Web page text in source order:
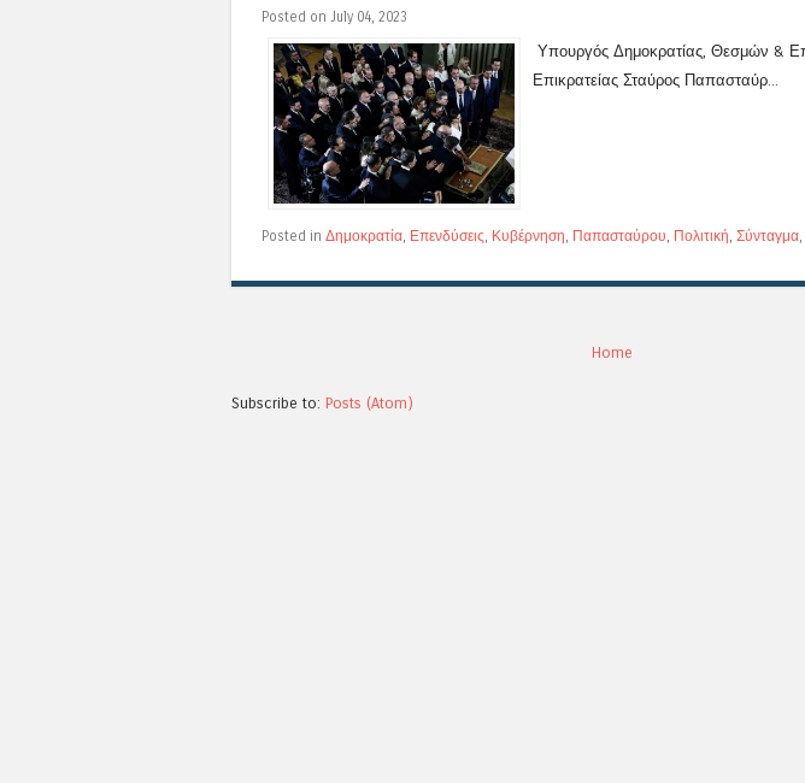
Posted on July 04, 2023
Υπουργός Δημοκρατίας, Θεσμών &
Επικρατείας Σταύρος Παπασταύρ...
Posted in Δημοκρατία, Επενδύσεις, Κυβέρνηση, Παπασταύρου, Πολιτική, Σύνταγμα,
Home
Subscribe to: Posts (Atom)